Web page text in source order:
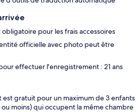
pour les frais accessoires
officielle avec photo peut être
effectuer l'enregistrement : 21 ans
est gratuit pour un maximum de 3 enfants
ou moins) qui occupent la même chambre